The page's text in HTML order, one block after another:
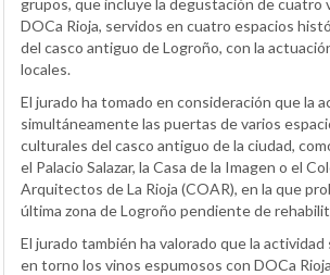
DOCa Rioja, servidos en cuatro espacios
del casco antiguo de Logroño, con la
locales.
El jurado ha tomado en consideración que la
simultáneamente las puertas de varios
culturales del casco antiguo de la ciudad,
el Palacio Salazar, la Casa de la Imagen o el
Arquitectos de La Rioja (COAR), en la que
última zona de Logroño pendiente de
El jurado también ha valorado que la actividad
en torno los vinos espumosos con DOCa